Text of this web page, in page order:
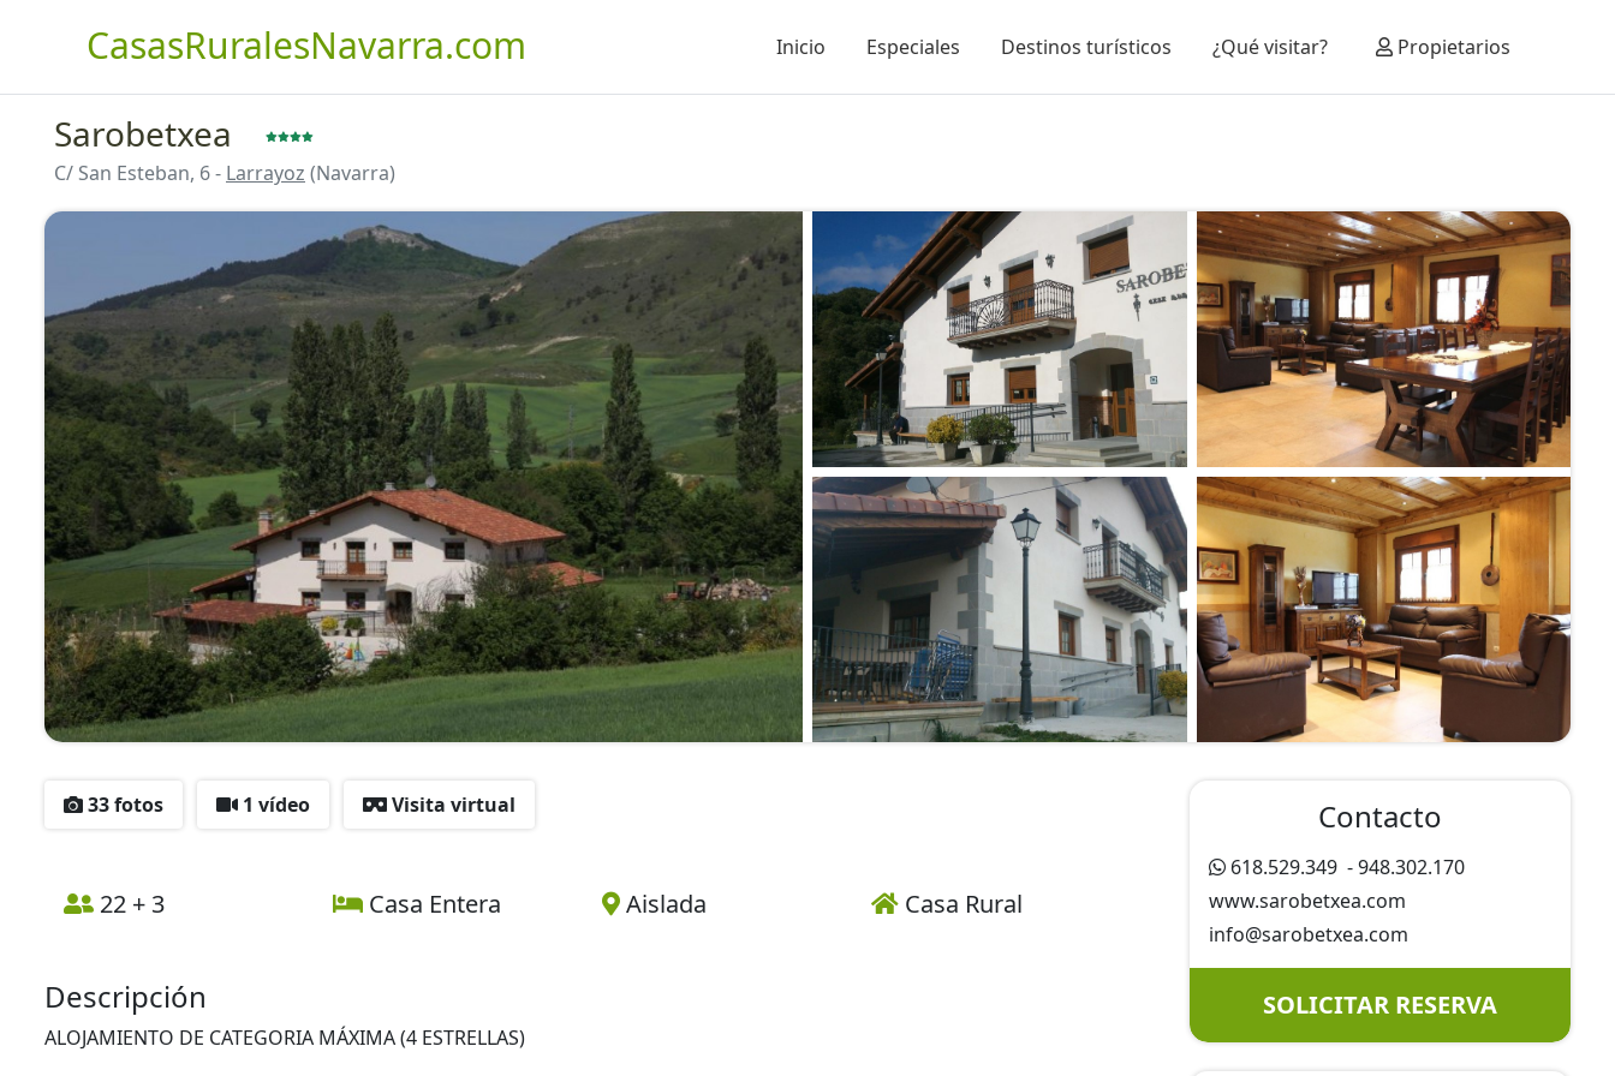
CasasRuralesNavarra.com Inicio Especiales Destinos turísticos ¿Qué visitar? Propietarios
Sarobetxea
C/ San Esteban, 6 - Larrayoz (Navarra)
33 fotos 1 vídeo Visita virtual
22 + 3 Casa Entera Aislada Casa Rural
Descripción
ALOJAMIENTO DE CATEGORIA MÁXIMA (4 ESTRELLAS)
Contacto
618.529.349 -948.302.170
www.sarobetxea.com
info@sarobetxea.com
SOLICITAR RESERVA